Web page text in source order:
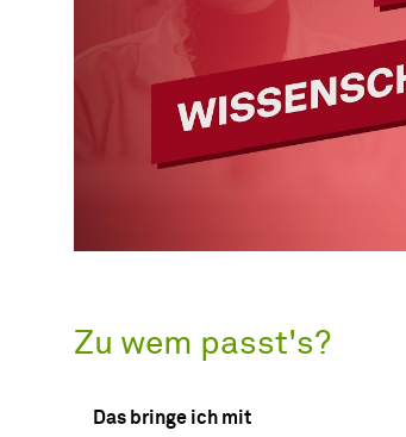
Zu wem passt's?
Das bringe ich mit